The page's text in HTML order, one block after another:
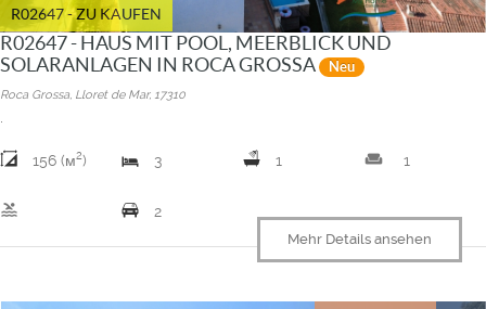
R02647 - ZU KAUFEN
R02647 - HAUS MIT POOL, MEERBLICK UND
SOLARANLAGEN IN ROCA GROSSA
Neu
Roca Grossa, Lloret de Mar, 17310
156 (м2) 3 1 weekend 1
pool 2
Mehr Details ansehen